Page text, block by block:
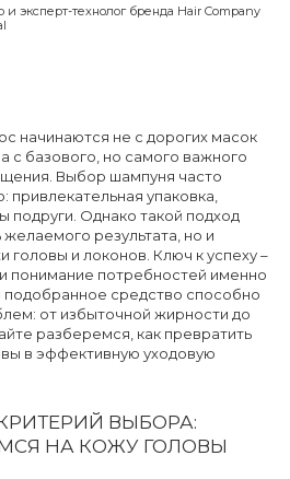
и эксперт-технолог бренда Hair Company
начинаются не с дорогих масок
с базового, но самого важного
Выбор шампуня часто
привлекательная упаковка,
подруги. Однако такой подход
результата, но и
головы и локонов. Ключ к успеху –
понимание потребностей именно
средство способно
от избыточной жирности до
разберемся, как превратить
в эффективную уходовую
ВЫБОРА:
НА КОЖУ ГОЛОВЫ